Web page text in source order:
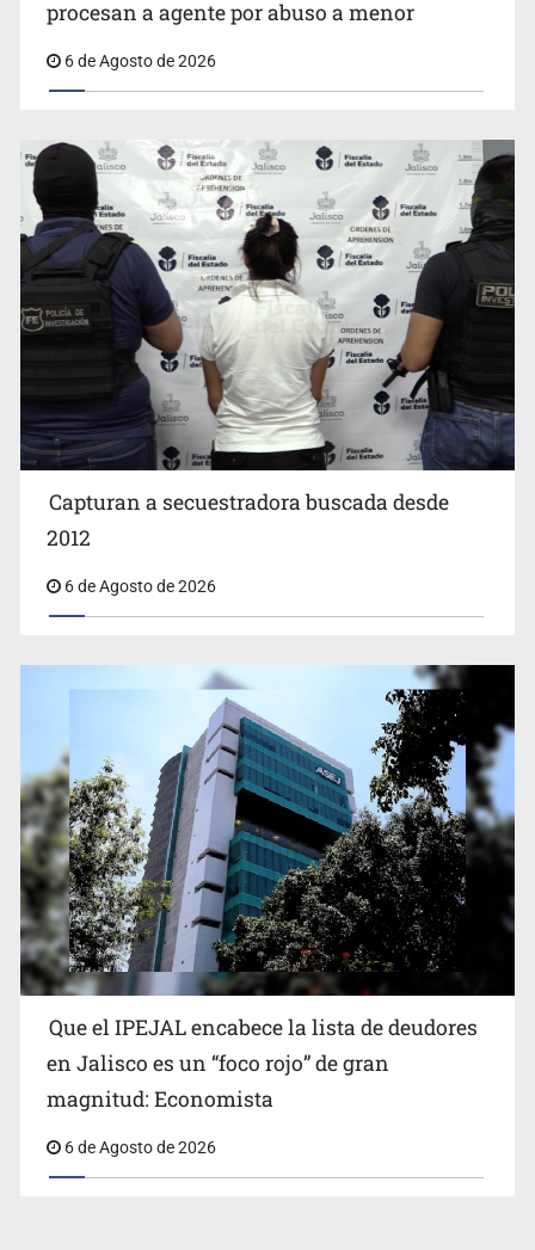
Critican inoperancia de la ASEJ para recuperar fondos
públicos
Cae ex mando por agresión a ex pareja y procesan a
agente por abuso a menor
procesan a agente por abuso a menor
6 de Agosto de 2026
Capturan a secuestradora buscada desde
2012
6 de Agosto de 2026
Que el IPEJAL encabece la lista de deudores
en Jalisco es un “foco rojo” de gran
magnitud: Economista
6 de Agosto de 2026